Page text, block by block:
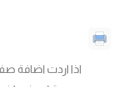
اذا اردت اضافة